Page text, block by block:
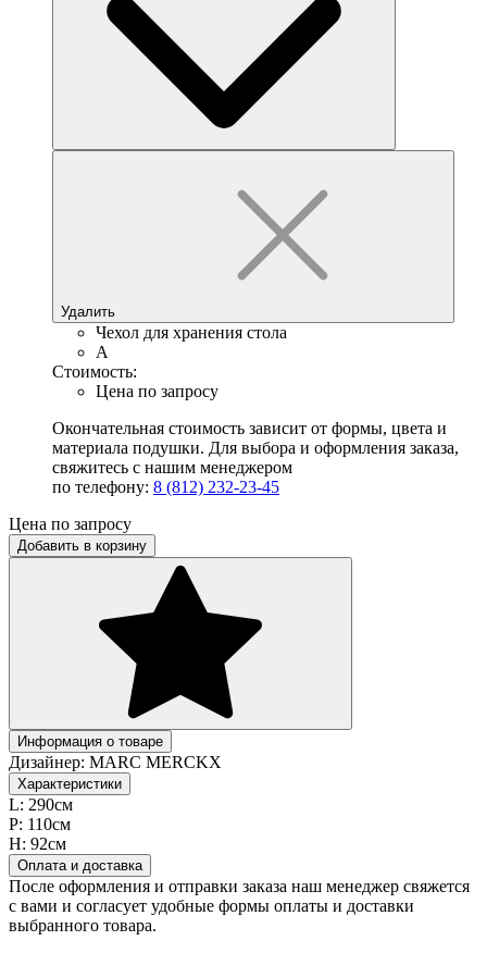
Удалить
Чехол для хранения стола
A
Стоимость:
Цена по запросу
Окончательная стоимость зависит от формы, цвета и
материала подушки. Для выбора и оформления заказа,
свяжитесь с нашим менеджером
по телефону: 8 (812) 232-23-45
Цена по запросу
Добавить в корзину
Информация о товаре
Дизайнер: MARC MERCKX
Характеристики
L: 290см
P: 110см
H: 92cм
Оплата и доставка
После оформления и отправки заказа наш менеджер свяжется
с вами и согласует удобные формы оплаты и доставки
выбранного товара.